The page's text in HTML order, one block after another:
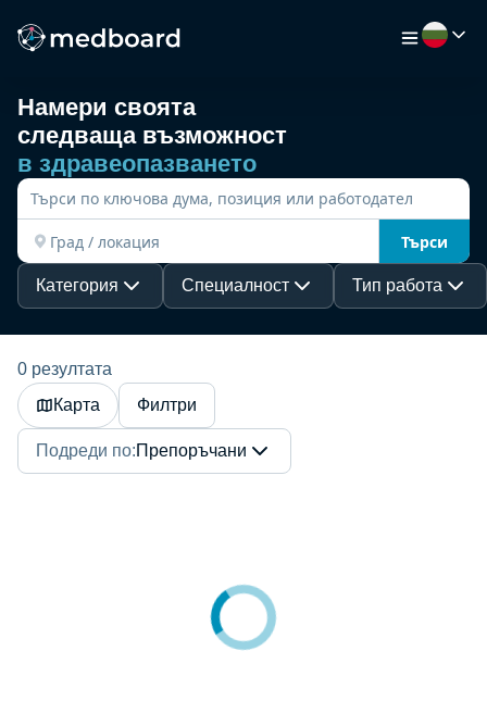
НАЧАЛО
РАБОТА
КАРТА
ВИДЕО
РЕСУРСИ
Намери своята
следваща възможност
в здравеопазването
Търси
Категория Специалност Тип работа
0 резултата
Карта
Филтри
Подреди по:Препоръчани